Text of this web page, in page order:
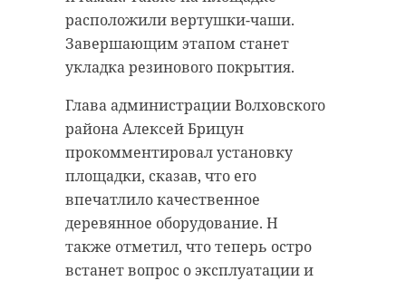
расположили вертушки-чаши.
Завершающим этапом станет
укладка резинового покрытия.
Глава администрации Волховского
района Алексей Брицун
прокомментировал установку
площадки, сказав, что его
впечатлило качественное
деревянное оборудование. Н
также отметил, что теперь остро
встанет вопрос о эксплуатации и
меры были приняты из-за малой
пропускной способности вагонов,
невозможно принять более 12
связаны с предотвращением
распространения коронавирусной
инфекции.
Администрация просит всех, кто
приобрел билеты у мошенников,
обратиться в местный
муниципалитет.
Ранее с 2016 года сборную России
возглавлял Станислав Черчесов. В
июля текущего года со
специалистом расторгли контракт
после неудачного выступления на
Евро-2020.
Карпин уже четыре года
возглавляет "Ростов", ранее он
успел поработать в "Спартаке",
испанской "Мальорке" и
армавирском "Торпедо".